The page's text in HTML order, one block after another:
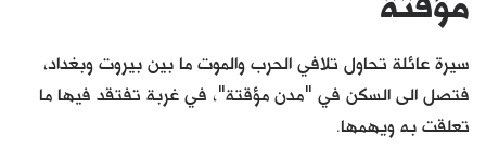
فكرة
دفاتر
سيرة عائلة تحاول تلافي الحرب والموت ما بين بيروت وبغداد،
فتصل الى السكن في "مدن مؤقتة"، في غربة تفتقد فيها ما
تعلقت به ويهمها.